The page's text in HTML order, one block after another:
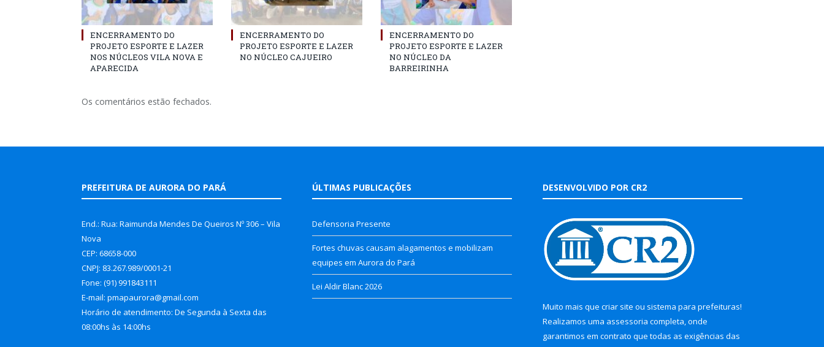
ENCERRAMENTO DO
PROJETO ESPORTE E LAZER
NOS NÚCLEOS VILA NOVA E
APARECIDA
ENCERRAMENTO DO
PROJETO ESPORTE E LAZER
NO NÚCLEO CAJUEIRO
ENCERRAMENTO DO
PROJETO ESPORTE E LAZER
NO NÚCLEO DA
BARREIRINHA
Os comentários estão fechados.
PREFEITURA DE AURORA DO PARÁ
End.: Rua: Raimunda Mendes De Queiros Nº 306 – Vila
Nova
CEP: 68658-000
CNPJ: 83.267.989/0001-21
Fone: (91) 991843111
E-mail: pmapaurora@gmail.com
Horário de atendimento: De Segunda à Sexta das
08:00hs às 14:00hs
ÚLTIMAS PUBLICAÇÕES
Defensoria Presente
Fortes chuvas causam alagamentos e mobilizam
equipes em Aurora do Pará
Lei Aldir Blanc 2026
DESENVOLVIDO POR CR2
Muito mais que criar site ou sistema para prefeituras!
Realizamos uma assessoria completa, onde
garantimos em contrato que todas as exigências das